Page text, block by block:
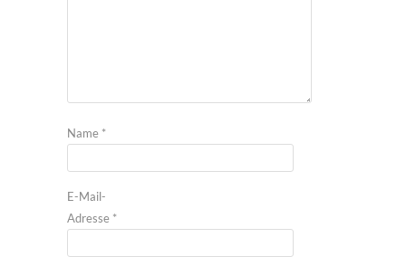
Name *
E-Mail-
Adresse *